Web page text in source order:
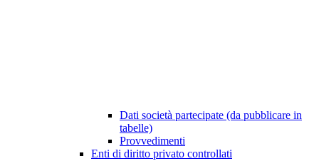
Dati società partecipate (da pubblicare in
tabelle)
Provvedimenti
Enti di diritto privato controllati